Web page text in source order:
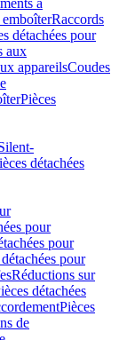
à
emboîterRaccords
détachées pour
aux
appareilsCoudes
Pièces
détachées
pour
pour
pour
Réductions sur
détachées
Pièces
de